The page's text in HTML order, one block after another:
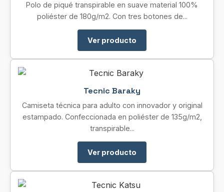
Polo de piqué transpirable en suave material 100%
poliéster de 180g/m2. Con tres botones de...
Ver producto
Tecnic Baraky
Camiseta técnica para adulto con innovador y original
estampado. Confeccionada en poliéster de 135g/m2,
transpirable...
Ver producto